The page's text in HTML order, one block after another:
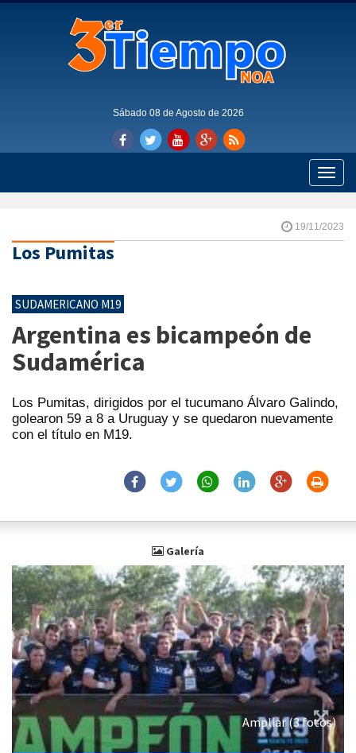
Sábado 08 de Agosto de 2026
Toggle
19/11/2023
Los Pumitas
SUDAMERICANO M19
Argentina es bicampeón de
Sudamérica
Los Pumitas, dirigidos por el tucumano Álvaro Galindo,
golearon 59 a 8 a Uruguay y se quedaron nuevamente
con el título en M19.
Galería
Ampliar (3 fotos)